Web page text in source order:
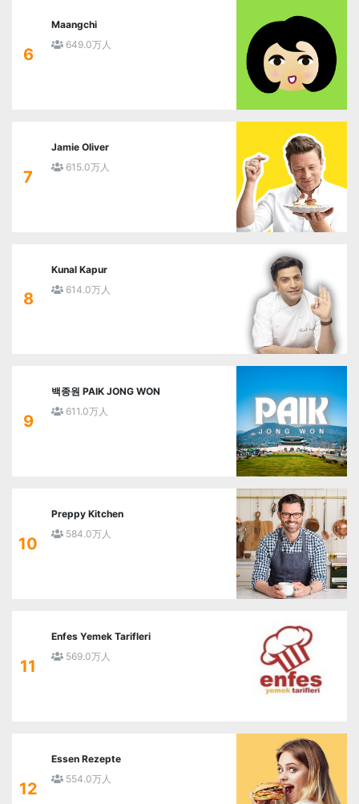
6
Maangchi
649.0万人
7
Jamie Oliver
615.0万人
8
Kunal Kapur
614.0万人
9
백종원 PAIK JONG WON
611.0万人
10
Preppy Kitchen
584.0万人
11
Enfes Yemek Tarifleri
569.0万人
12
Essen Rezepte
554.0万人